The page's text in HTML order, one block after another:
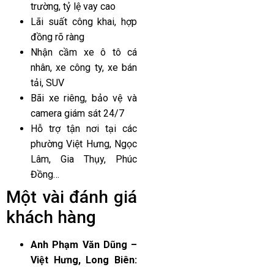
trường, tỷ lệ vay cao
Lãi suất công khai, hợp
đồng rõ ràng
Nhận cầm xe ô tô cá
nhân, xe công ty, xe bán
tải, SUV
Bãi xe riêng, bảo vệ và
camera giám sát 24/7
Hỗ trợ tận nơi tại các
phường Việt Hưng, Ngọc
Lâm, Gia Thụy, Phúc
Đồng…
Một vài đánh giá
khách hàng
Anh Phạm Văn Dũng –
Việt Hưng, Long Biên: